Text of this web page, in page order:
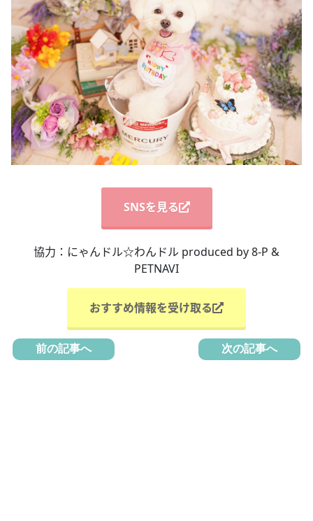
SNSを見る
協力：にゃんドル☆わんドル produced by 8-P &
PETNAVI
おすすめ情報を受け取る
前の記事へ 次の記事へ